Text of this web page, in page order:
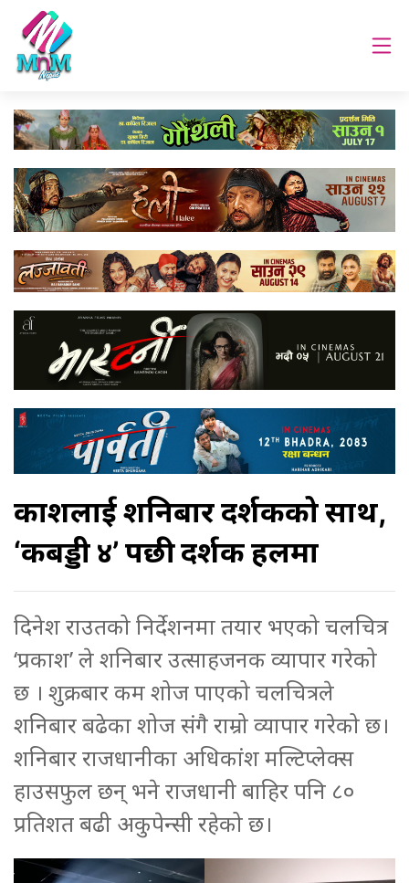
प्रकाशलाई शनिबार दर्शकको साथ,
‘कबड्डी ४’ पछी दर्शक हलमा
दिनेश राउतको निर्देशनमा तयार भएको चलचित्र
‘प्रकाश’ ले शनिबार उत्साहजनक व्यापार गरेको
छ । शुक्रबार कम शोज पाएको चलचित्रले
शनिबार बढेका शोज संगै राम्रो व्यापार गरेको छ।
शनिबार राजधानीका अधिकांश मल्टिप्लेक्स
हाउसफुल छन् भने राजधानी बाहिर पनि ८०
प्रतिशत बढी अकुपेन्सी रहेको छ।